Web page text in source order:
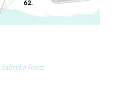
Fabryka Form